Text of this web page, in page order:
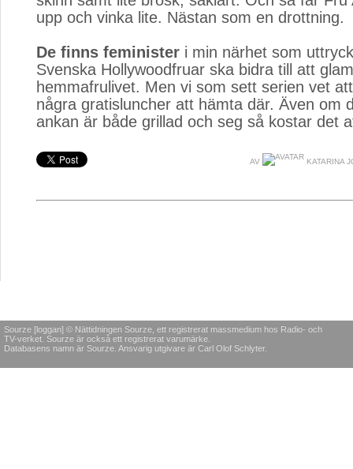
upp och vinka lite. Nästan som en drottning.
De finns feminister i min närhet som
Svenska Hollywoodfruar ska bidra till att
hemmafrulivet. Men vi som sett serien vet
några gratisluncher att hämta där. Även om
ankan är både grillad och seg så kostar det
AV KATARINA
Sourze [loggan] © Nättidningen Sourze, ett registrerat massmedium hos Radio- och
TV-verket. Sourze är också ett registrerat varumärke.
Databasens namn är Sourze. Ansvarig utgivare är Carl Olof Schlyter.